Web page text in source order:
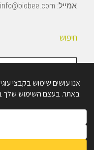
אמייל: info@biobee.com
חיפוש
חיפוש